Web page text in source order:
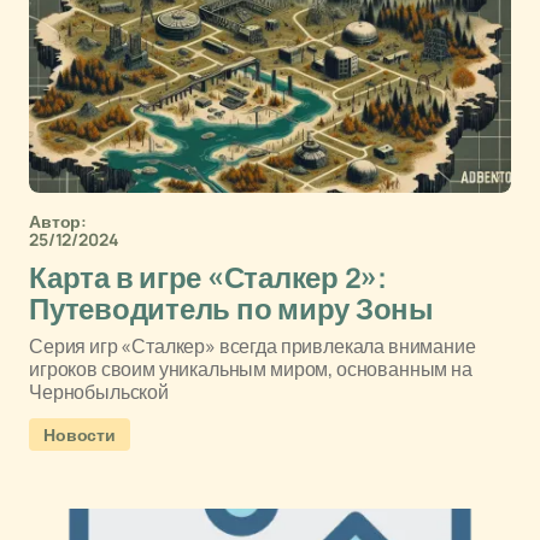
Автор:
25/12/2024
Карта в игре «Сталкер 2»:
Путеводитель по миру Зоны
Серия игр «Сталкер» всегда привлекала внимание
игроков своим уникальным миром, основанным на
Чернобыльской
Новости